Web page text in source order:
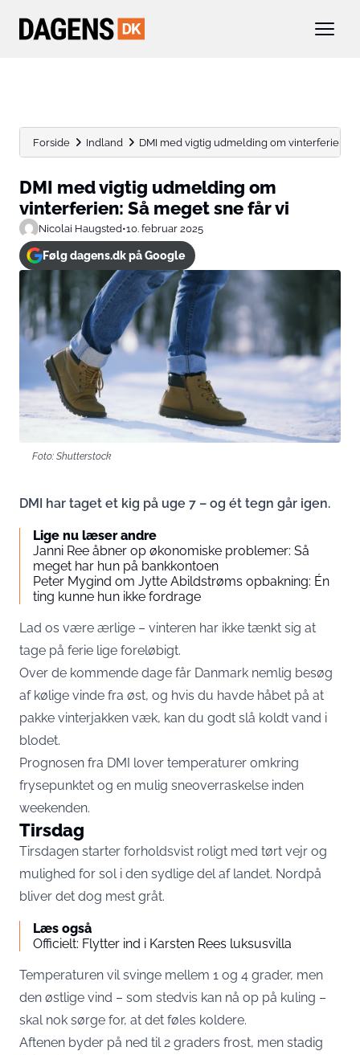
Forside Indland DMI med vigtig udmelding om vinterferien:
DMI med vigtig udmelding om
vinterferien: Så meget sne får vi
Nicolai Haugsted•10. februar 2025
Følg dagens.dk på Google
Foto: Shutterstock
DMI har taget et kig på uge 7 – og ét tegn går igen.
Lige nu læser andre
Janni Ree åbner op økonomiske problemer: Så
meget har hun på bankkontoen
Peter Mygind om Jytte Abildstrøms opbakning: Én
ting kunne hun ikke fordrage
Lad os være ærlige – vinteren har ikke tænkt sig at
tage på ferie lige foreløbigt.
Over de kommende dage får Danmark nemlig besøg
af kølige vinde fra øst, og hvis du havde håbet på at
pakke vinterjakken væk, kan du godt slå koldt vand i
blodet.
Prognosen fra DMI lover temperaturer omkring
frysepunktet og en mulig sneoverraskelse inden
weekenden.
Tirsdag
Tirsdagen starter forholdsvist roligt med tørt vejr og
mulighed for sol i den sydlige del af landet. Nordpå
bliver det dog mest gråt.
Læs også
Officielt: Flytter ind i Karsten Rees luksusvilla
Temperaturen vil svinge mellem 1 og 4 grader, men
den østlige vind – som stedvis kan nå op på kuling –
skal nok sørge for, at det føles koldere.
Aftenen byder på ned til 2 graders frost, men stadig